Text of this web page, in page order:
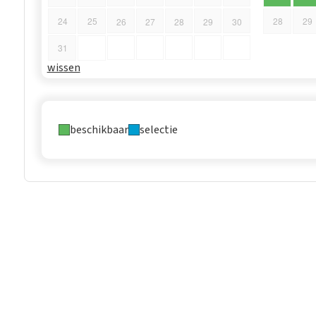
24 25 26 27 28 29 30
31
28 29
wissen
beschikbaar selectie